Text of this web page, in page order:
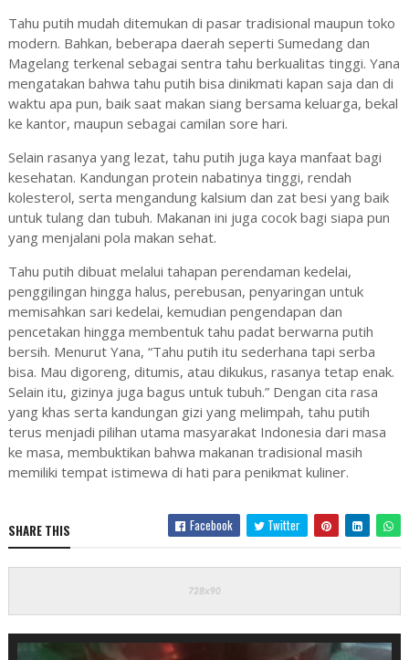
Tahu putih mudah ditemukan di pasar tradisional maupun toko
modern. Bahkan, beberapa daerah seperti Sumedang dan
Magelang terkenal sebagai sentra tahu berkualitas tinggi. Yana
mengatakan bahwa tahu putih bisa dinikmati kapan saja dan di
waktu apa pun, baik saat makan siang bersama keluarga, bekal
ke kantor, maupun sebagai camilan sore hari.
Selain rasanya yang lezat, tahu putih juga kaya manfaat bagi
kesehatan. Kandungan protein nabatinya tinggi, rendah
kolesterol, serta mengandung kalsium dan zat besi yang baik
untuk tulang dan tubuh. Makanan ini juga cocok bagi siapa pun
yang menjalani pola makan sehat.
Tahu putih dibuat melalui tahapan perendaman kedelai,
penggilingan hingga halus, perebusan, penyaringan untuk
memisahkan sari kedelai, kemudian pengendapan dan
pencetakan hingga membentuk tahu padat berwarna putih
bersih. Menurut Yana, “Tahu putih itu sederhana tapi serba
bisa. Mau digoreng, ditumis, atau dikukus, rasanya tetap enak.
Selain itu, gizinya juga bagus untuk tubuh.” Dengan cita rasa
yang khas serta kandungan gizi yang melimpah, tahu putih
terus menjadi pilihan utama masyarakat Indonesia dari masa
ke masa, membuktikan bahwa makanan tradisional masih
memiliki tempat istimewa di hati para penikmat kuliner.
SHARE THIS Facebook Twitter